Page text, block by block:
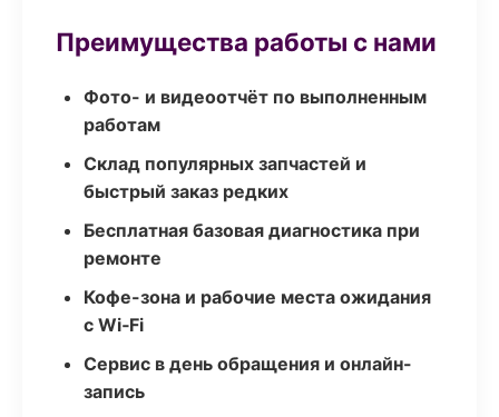
Преимущества работы с нами
Фото- и видеоотчёт по выполненным
работам
Склад популярных запчастей и
быстрый заказ редких
Бесплатная базовая диагностика при
ремонте
Кофе-зона и рабочие места ожидания
с Wi‑Fi
Сервис в день обращения и онлайн-
запись